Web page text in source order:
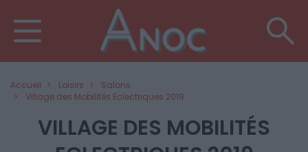
Accueil Loisirs
Salons
Village des Mobilités Eclectriques 2019
VILLAGE DES MOBILITÉS